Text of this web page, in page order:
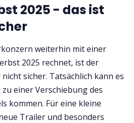
2025 - das ist
weiterhin mit einer
2025 rechnet, ist der
sicher. Tatsächlich kann es
einer Verschiebung des
kommen. Für eine kleine
Trailer und besonders